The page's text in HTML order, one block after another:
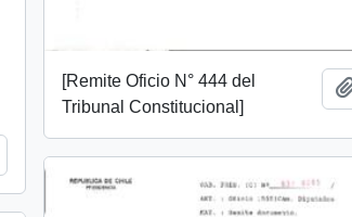
[Remite Oficio N° 444 del
Tribunal Constitucional]
Añadir al portapapeles